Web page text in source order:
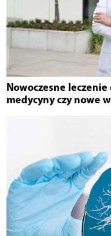
Nowoczesne
medycyny czy nowe